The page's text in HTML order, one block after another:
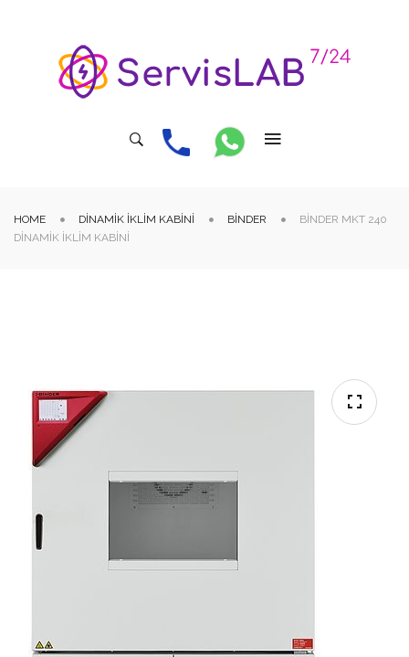
HOME DINAMIK İKLIM KABINI BINDER
BINDER MKT 240
DINAMIK İKLIM KABINI